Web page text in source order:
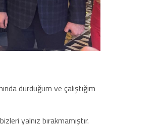
durduğum ve çalıştığım
yalnız bırakmamıştır.